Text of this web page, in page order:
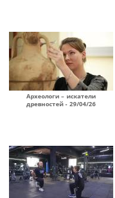
Археологи – искатели
древностей - 29/04/26